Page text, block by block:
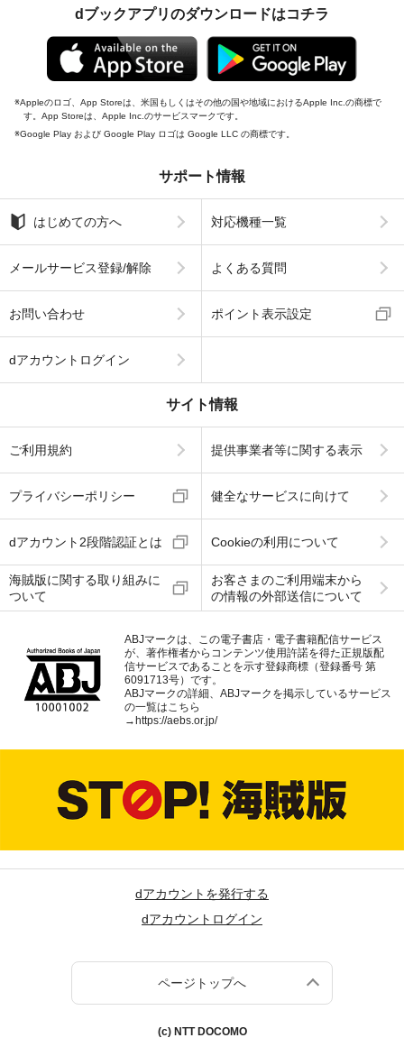
dブックアプリのダウンロードはコチラ
Appleのロゴ、App Storeは、米国もしくはその他の国や地域におけるApple Inc.の商標で
す。App Storeは、Apple Inc.のサービスマークです。
Google Play および Google Play ロゴは Google LLC の商標です。
サポート情報
はじめての方へ 対応機種一覧
メールサービス登録/解除 よくある質問
お問い合わせ ポイント表示設定
dアカウントログイン
サイト情報
ご利用規約 提供事業者等に関する表示
プライバシーポリシー 健全なサービスに向けて
dアカウント2段階認証とは Cookieの利用について
海賊版に関する取り組みに
ついて
お客さまのご利用端末から
の情報の外部送信について
ABJマークは、この電子書店・電子書籍配信サービス
が、著作権者からコンテンツ使用許諾を得た正規版配
信サービスであることを示す登録商標（登録番号 第
6091713号）です。
ABJマークの詳細、ABJマークを掲示しているサービス
の一覧はこちら
→https://aebs.or.jp/
dアカウントを発行する
dアカウントログイン
ページトップへ
(c) NTT DOCOMO